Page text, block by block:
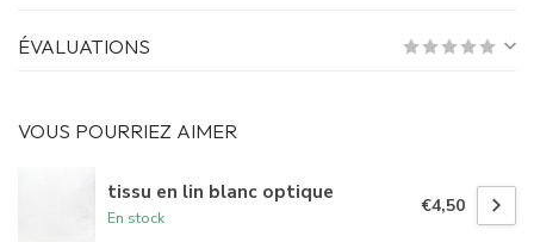
ÉVALUATIONS
VOUS POURRIEZ AIMER
tissu en lin blanc optique
En stock
€4,50